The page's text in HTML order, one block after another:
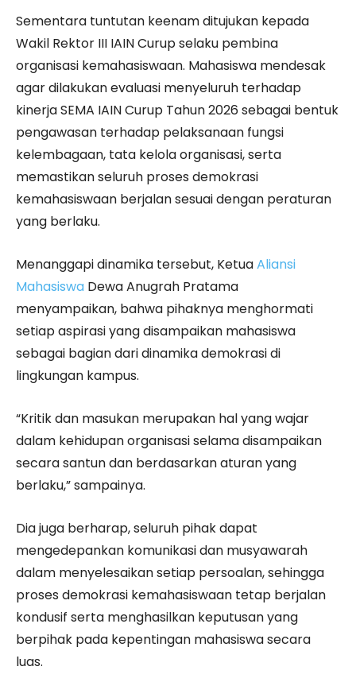
Sementara tuntutan keenam ditujukan kepada
Wakil Rektor III IAIN Curup selaku pembina
organisasi kemahasiswaan. Mahasiswa mendesak
agar dilakukan evaluasi menyeluruh terhadap
kinerja SEMA IAIN Curup Tahun 2026 sebagai bentuk
pengawasan terhadap pelaksanaan fungsi
kelembagaan, tata kelola organisasi, serta
memastikan seluruh proses demokrasi
kemahasiswaan berjalan sesuai dengan peraturan
yang berlaku.
Menanggapi dinamika tersebut, KetuaAliansi
Mahasiswa Dewa Anugrah Pratama
menyampaikan, bahwa pihaknya menghormati
setiap aspirasi yang disampaikan mahasiswa
sebagai bagian dari dinamika demokrasi di
lingkungan kampus.
“Kritik dan masukan merupakan hal yang wajar
dalam kehidupan organisasi selama disampaikan
secara santun dan berdasarkan aturan yang
berlaku,” sampainya.
Dia juga berharap, seluruh pihak dapat
mengedepankan komunikasi dan musyawarah
dalam menyelesaikan setiap persoalan, sehingga
proses demokrasi kemahasiswaan tetap berjalan
kondusif serta menghasilkan keputusan yang
berpihak pada kepentingan mahasiswa secara
luas.